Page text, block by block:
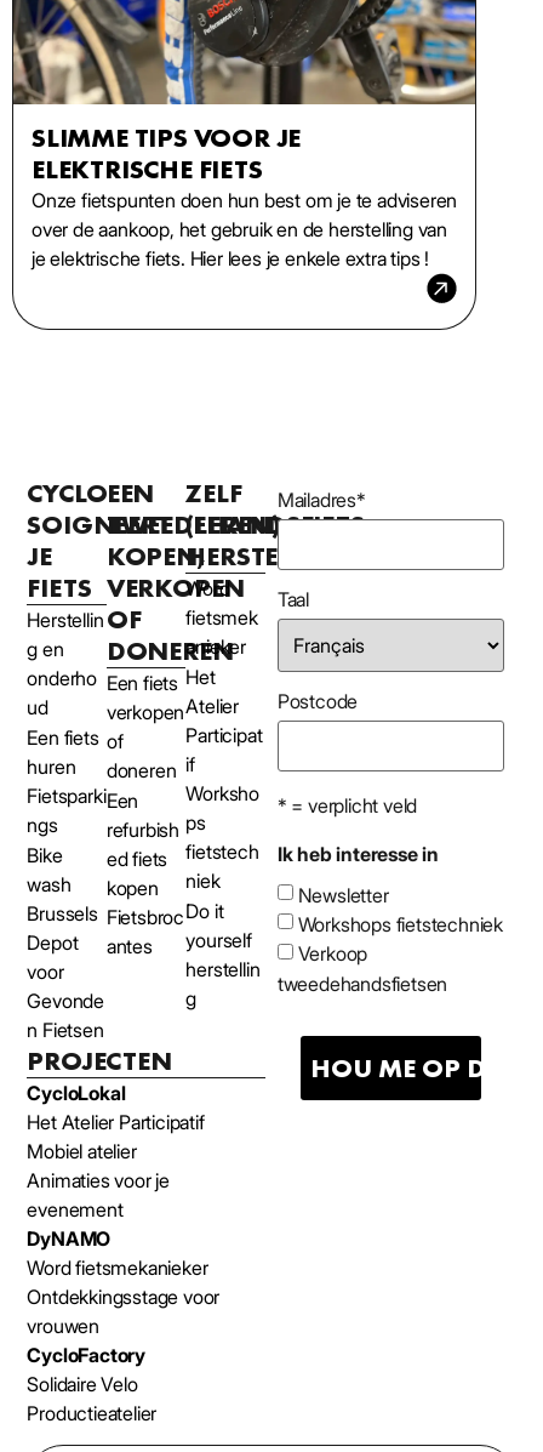
SLIMME TIPS VOOR JE
ELEKTRISCHE FIETS
Onze fiets­punten doen hun best om je te adviseren
over de aankoop, het gebruik en de herstelling van
je elektrische fiets. Hier lees je enkele extra tips !
CYCLO
SOIGNEERT
JE
FIETS
Herstellin
g en
onderho
ud
Een fiets
huren
Fietsparki
ngs
Bike
wash
Brussels
Depot
voor
Gevonde
n Fietsen
EEN
TWEEDEHANDSFIETS
KOPEN,
VERKOPEN
OF
DONEREN
Een fiets
verkopen
of
doneren
Een
refurbish
ed fiets
kopen
Fietsbroc
antes
ZELF
(LEREN)
HERSTELLEN
Word
fietsmek
anieker
Het
Atelier
Participat
if
Worksho
ps
fietstech
niek
Do it
yourself
herstellin
g
PROJECTEN
CycloLokal
Het Atelier Participatif
Mobiel atelier
Animaties voor je
evenement
DyNAMO
Word fietsmekanieker
Ontdekkingsstage voor
vrouwen
CycloFactory
Solidaire Velo
Productieatelier
Mailadres*
Taal
Postcode
* = verplicht veld
Ik heb interesse in
Newsletter
Workshops fietstechniek
Verkoop
tweedehandsfietsen